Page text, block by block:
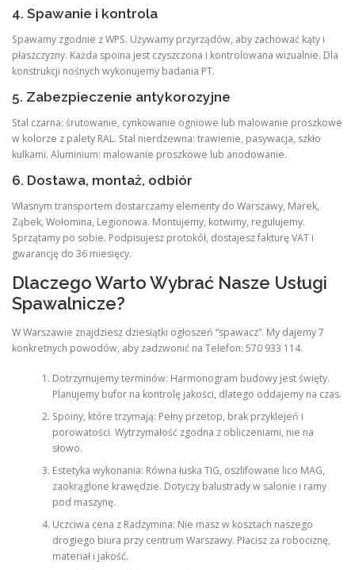
4. Spawanie i kontrola
Spawamy zgodnie z WPS. Używamy przyrządów, aby zachować kąty i
płaszczyzny. Każda spoina jest czyszczona i kontrolowana wizualnie. Dla
konstrukcji nośnych wykonujemy badania PT.
5. Zabezpieczenie antykorozyjne
Stal czarna: śrutowanie, cynkowanie ogniowe lub malowanie proszkowe
w kolorze z palety RAL. Stal nierdzewna: trawienie, pasywacja, szkło
kulkami. Aluminium: malowanie proszkowe lub anodowanie.
6. Dostawa, montaż, odbiór
Własnym transportem dostarczamy elementy do Warszawy, Marek,
Ząbek, Wołomina, Legionowa. Montujemy, kotwimy, regulujemy.
Sprzątamy po sobie. Podpisujesz protokół, dostajesz fakturę VAT i
gwarancję do 36 miesięcy.
Dlaczego Warto Wybrać Nasze Usługi
Spawalnicze?
W Warszawie znajdziesz dziesiątki ogłoszeń “spawacz”. My dajemy 7
konkretnych powodów, aby zadzwonić na Telefon: 570 933 114.
Dotrzymujemy terminów: Harmonogram budowy jest święty.
Planujemy bufor na kontrolę jakości, dlatego oddajemy na czas.
Spoiny, które trzymają: Pełny przetop, brak przyklejeń i
porowatości. Wytrzymałość zgodna z obliczeniami, nie na
słowo.
Estetyka wykonania: Równa łuska TIG, oszlifowane lico MAG,
zaokrąglone krawędzie. Dotyczy balustrady w salonie i ramy
pod maszynę.
Uczciwa cena z Radzymina: Nie masz w kosztach naszego
drogiego biura przy centrum Warszawy. Płacisz za robociznę,
materiał i jakość.